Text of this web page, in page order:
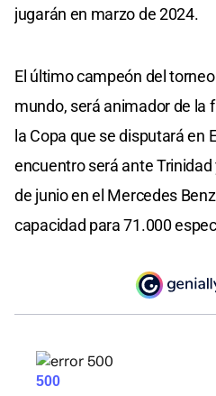
jugarán en marzo de 2024.
El último campeón del
mundo, será animador de la
la Copa que se disputará en
encuentro será ante
de junio en el Mercedes
capacidad para 71.000